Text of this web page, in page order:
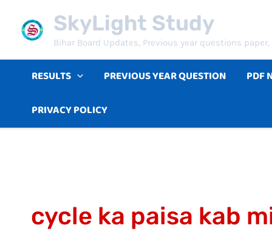
SkyLight Study
Bihar Board Updates, Previous year questions
RESULTS PREVIOUS YEAR QUESTION PDF
PRIVACY POLICY
cycle ka paisa kab